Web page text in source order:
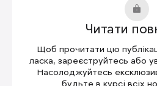
Читати
Щоб прочитати цю
ласка, зареєструйтесь або
Насолоджуйтесь